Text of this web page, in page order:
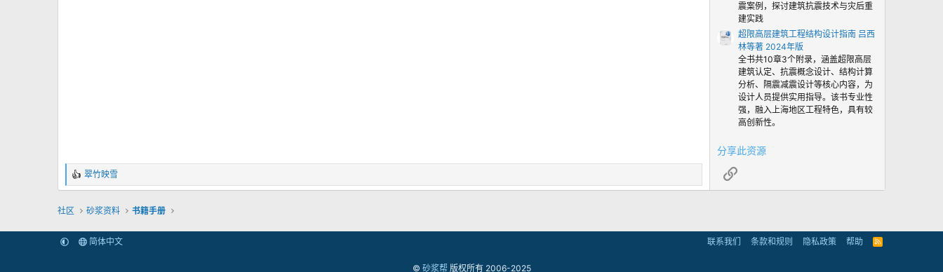
反
馈
：
翠竹映雪
震案例，探讨建筑抗震技术与灾后重
建实践
超限高层建筑工程结构设计指南 吕西
林等著 2024年版
全书共10章3个附录，涵盖超限高层
建筑认定、抗震概念设计、结构计算
分析、隔震减震设计等核心内容，为
设计人员提供实用指导。该书专业性
强，融入上海地区工程特色，具有较
高创新性。
分享此资源
链接
社区 砂浆资料 书籍手册
简体中文 联系我们 条款和规则 隐私政策 帮助
R
© 砂浆帮 版权所有 2006-2025